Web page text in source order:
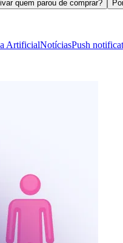
quem parou de comprar?
ArtificialNotíciasPush